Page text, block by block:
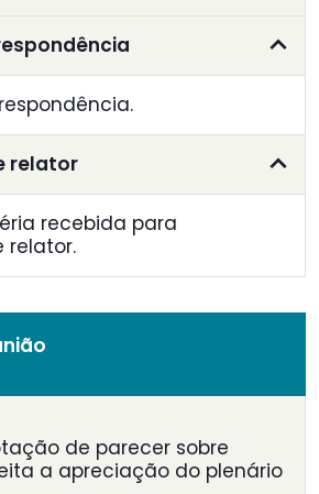
relator
recebida para
relator.
de parecer sobre
a apreciação do plenário